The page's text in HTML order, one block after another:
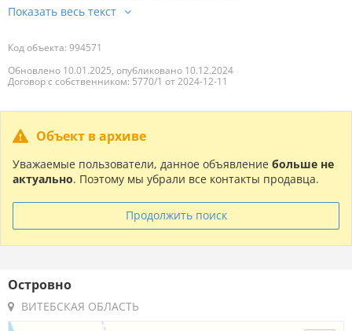
Код объекта: 994571
Обновлено 10.01.2025, опубликовано 10.12.2024
Договор с собственником: 5770/1 от 2024-12-11
Объект в архиве
Уважаемые пользователи, данное объявление больше не
актуально. Поэтому мы убрали все контакты продавца.
Продолжить поиск
Островно
ВИТЕБСКАЯ ОБЛАСТЬ